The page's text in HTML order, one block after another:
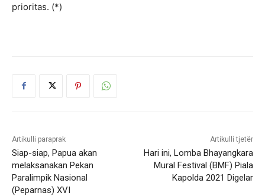
prioritas. (*)
Artikulli paraprak
Siap-siap, Papua akan
melaksanakan Pekan
Paralimpik Nasional
(Peparnas) XVI
Artikulli tjetër
Hari ini, Lomba Bhayangkara
Mural Festival (BMF) Piala
Kapolda 2021 Digelar